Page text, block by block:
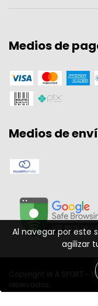
Al navegar por este
agilizar
Medios de
Medios de
Copyright W A SPORT -
reservados.